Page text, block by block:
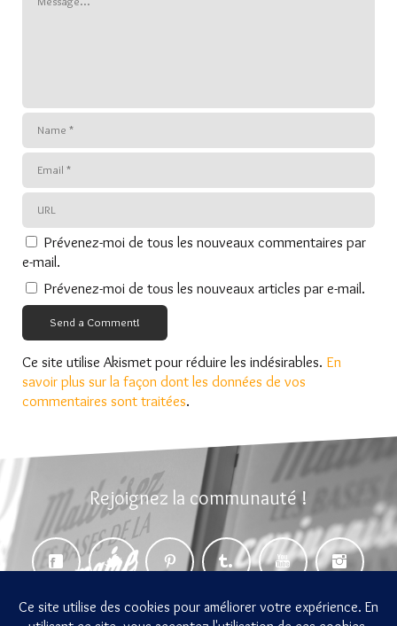
Prévenez-moi de tous les nouveaux commentaires par
e-mail.
Prévenez-moi de tous les nouveaux articles par e-mail.
Send a Comment!
Ce site utilise Akismet pour réduire les indésirables. En
savoir plus sur la façon dont les données de vos
commentaires sont traitées.
Rejoignez la communauté !